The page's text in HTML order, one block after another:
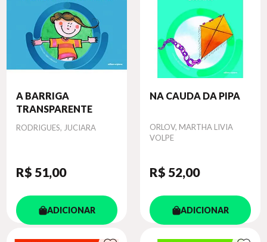
A BARRIGA
TRANSPARENTE
Autor
RODRIGUES, JUCIARA
R$ 51,00
ADICIONAR
NA CAUDA DA PIPA
Autor
ORLOV, MARTHA LIVIA
VOLPE
R$ 52,00
ADICIONAR